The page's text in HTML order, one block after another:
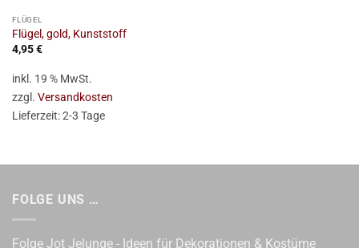
FLÜGEL
Flügel, gold, Kunststoff
4,95€
inkl. 19 % MwSt.
zzgl. Versandkosten
Lieferzeit:2-3 Tage
FOLGE UNS …
Folge Jot Jelunge - Ideen für Dekorationen & Kostüme